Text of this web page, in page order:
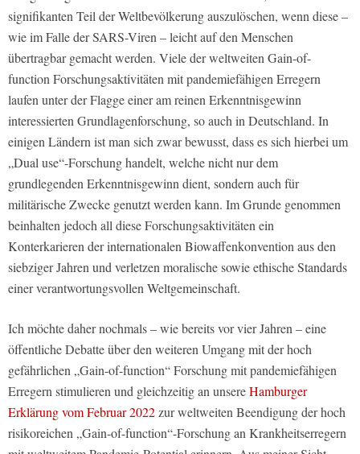
signifikanten Teil der Weltbevölkerung auszulöschen, wenn diese –
wie im Falle der SARS-Viren – leicht auf den Menschen
übertragbar gemacht werden. Viele der weltweiten Gain-of-
function Forschungsaktivitäten mit pandemiefähigen Erregern
laufen unter der Flagge einer am reinen Erkenntnisgewinn
interessierten Grundlagenforschung, so auch in Deutschland. In
einigen Ländern ist man sich zwar bewusst, dass es sich hierbei um
„Dual use“-Forschung handelt, welche nicht nur dem
grundlegenden Erkenntnisgewinn dient, sondern auch für
militärische Zwecke genutzt werden kann. Im Grunde genommen
beinhalten jedoch all diese Forschungsaktivitäten ein
Konterkarieren der internationalen Biowaffenkonvention aus den
siebziger Jahren und verletzen moralische sowie ethische Standards
einer verantwortungsvollen Weltgemeinschaft.
Ich möchte daher nochmals – wie bereits vor vier Jahren – eine
öffentliche Debatte über den weiteren Umgang mit der hoch
gefährlichen „Gain-of-function“ Forschung mit pandemiefähigen
Erregern stimulieren und gleichzeitig an unsereHamburger
Erklärung vom Februar 2022zur weltweiten Beendigung der hoch
risikoreichen „Gain-of-function“-Forschung an Krankheitserregern